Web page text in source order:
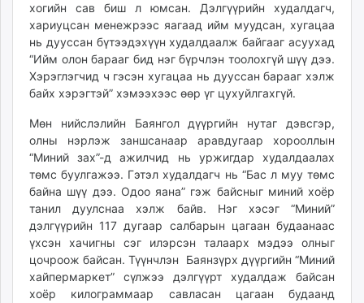
fact.mn
itoim.mn
tumen.mn
shuum.mn
times.mn
mass.mn
unegui.mn
assa.mn
toim.mn
tac.mn
paparazzi.mn
unread.today
хогийн сав биш л юмсан. Дэлгүүрийн худалдагч,
хариуцсан менежрээс яагаад ийм муудсан, хугацаа
нь дууссан бүтээдэхүүн худалдаалж байгааг асуухад
“Ийм олон барааг бид нэг бүрчлэн тоолохгүй шүү дээ.
Хэрэглэгчид ч гэсэн хугацаа нь дууссан барааг хэлж
байх хэрэгтэй” хэмээхээс өөр үг цухуйлгахгүй.
Мөн нийслэлийн Баянгол дүүргийн нутаг дэвсгэр,
олны нэрлэж заншсанаар аравдугаар хорооллын
“Миний зах”-д ажилчид нь уржигдар худалдаалах
төмс буулгажээ. Гэтэл худалдагч нь “Бас л муу төмс
байна шүү дээ. Одоо яана” гэж байсныг миний хоёр
танил дуулснаа хэлж байв. Нэг хэсэг “Миний”
дэлгүүрийн 117 дугаар салбарын цагаан будаанаас
үхсэн хачигны сэг илэрсэн талаарх мэдээ олныг
цочроож байсан. Түүнчлэн Баянзүрх дүүргийн “Миний
хай­пермаркет” сүлжээ дэлгүүрт худалдаж байсан
хоёр килограммаар савласан цагаан будаанд